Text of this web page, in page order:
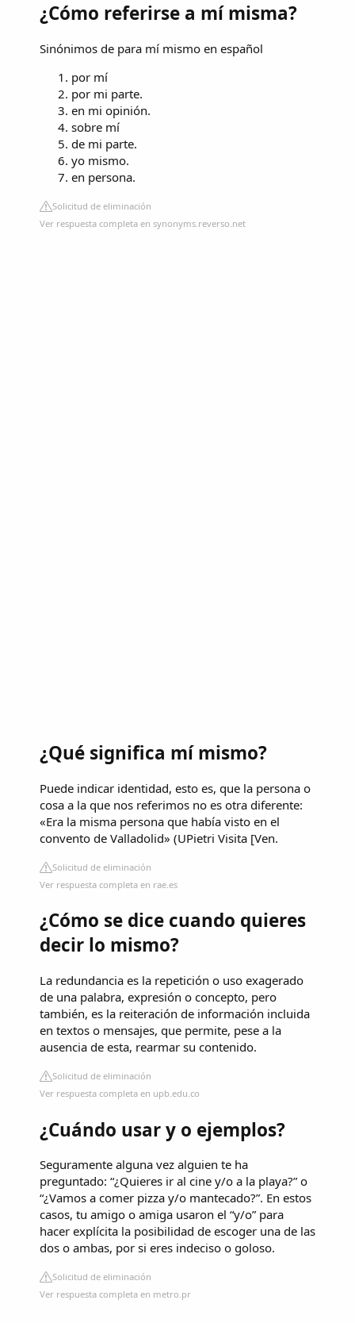
¿Cómo referirse a mí misma?
Sinónimos de para mí mismo en español
por mí
por mi parte.
en mi opinión.
sobre mí
de mi parte.
yo mismo.
en persona.
Solicitud de eliminación
Ver respuesta completa en synonyms.reverso.net
¿Qué significa mí mismo?
Puede indicar identidad, esto es, que la persona o
cosa a la que nos referimos no es otra diferente:
«Era la misma persona que había visto en el
convento de Valladolid» (UPietri Visita [Ven.
Solicitud de eliminación
Ver respuesta completa en rae.es
¿Cómo se dice cuando quieres
decir lo mismo?
La redundancia es la repetición o uso exagerado
de una palabra, expresión o concepto, pero
también, es la reiteración de información incluida
en textos o mensajes, que permite, pese a la
ausencia de esta, rearmar su contenido.
Solicitud de eliminación
Ver respuesta completa en upb.edu.co
¿Cuándo usar y o ejemplos?
Seguramente alguna vez alguien te ha
preguntado: “¿Quieres ir al cine y/o a la playa?” o
“¿Vamos a comer pizza y/o mantecado?”. En estos
casos, tu amigo o amiga usaron el “y/o” para
hacer explícita la posibilidad de escoger una de las
dos o ambas, por si eres indeciso o goloso.
Solicitud de eliminación
Ver respuesta completa en metro.pr